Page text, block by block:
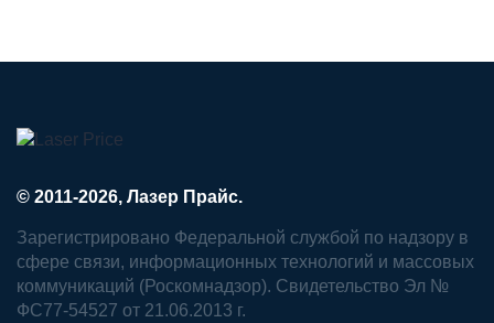
© 2011-2026, Лазер Прайс.
Зарегистрировано Федеральной службой по надзору в
сфере связи, информационных технологий и массовых
коммуникаций (Роскомнадзор). Свидетельство Эл №
ФС77-54527 от 21.06.2013 г.